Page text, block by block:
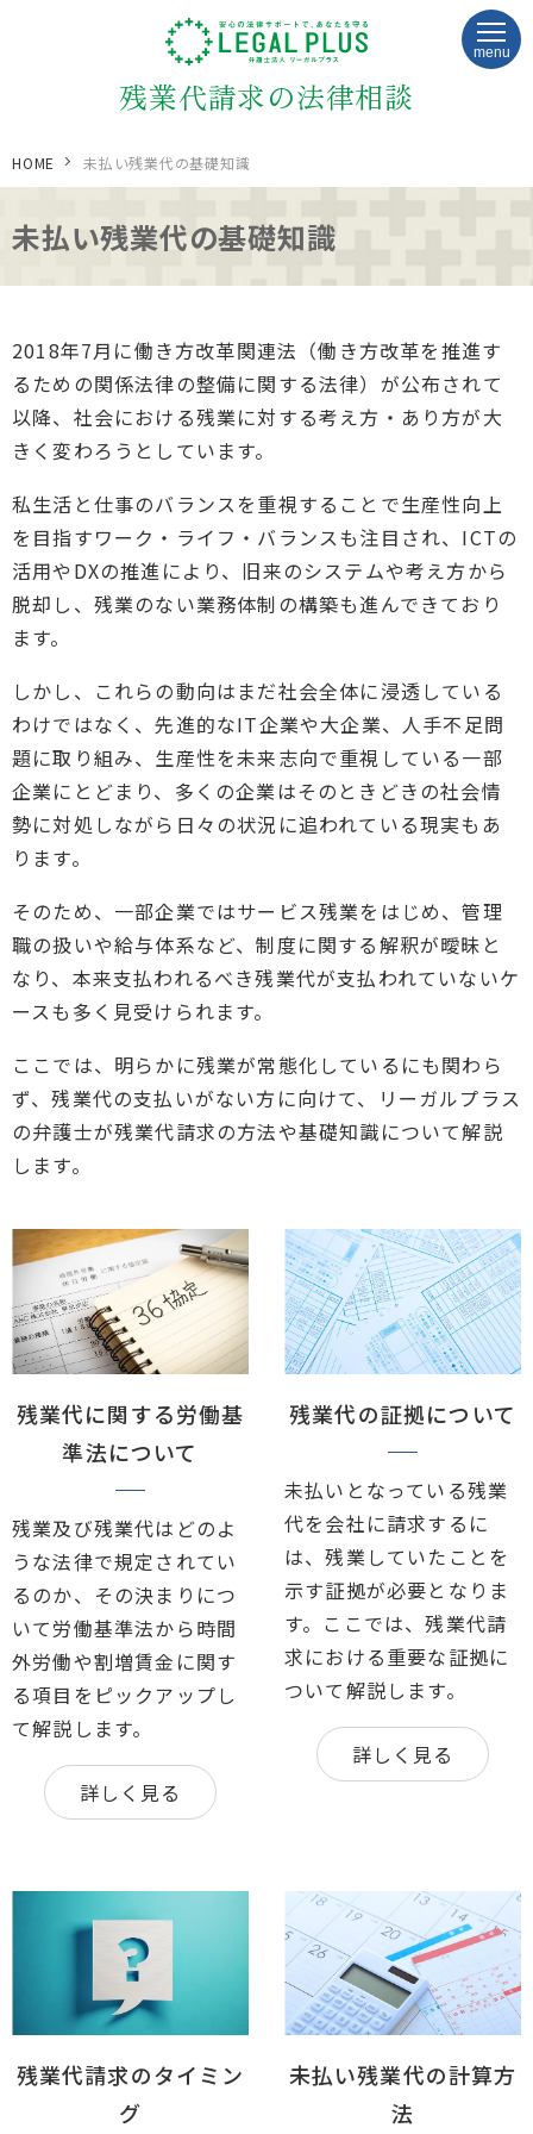
残業代請求の法律相談
menu
HOME 未払い残業代の基礎知識
未払い残業代の基礎知識
2018年7月に働き方改革関連法（働き方改革を推進す
るための関係法律の整備に関する法律）が公布されて
以降、社会における残業に対する考え方・あり方が大
きく変わろうとしています。
私生活と仕事のバランスを重視することで生産性向上
を目指すワーク・ライフ・バランスも注目され、ICTの
活用やDXの推進により、旧来のシステムや考え方から
脱却し、残業のない業務体制の構築も進んできており
ます。
しかし、これらの動向はまだ社会全体に浸透している
わけではなく、先進的なIT企業や大企業、人手不足問
題に取り組み、生産性を未来志向で重視している一部
企業にとどまり、多くの企業はそのときどきの社会情
勢に対処しながら日々の状況に追われている現実もあ
ります。
そのため、一部企業ではサービス残業をはじめ、管理
職の扱いや給与体系など、制度に関する解釈が曖昧と
なり、本来支払われるべき残業代が支払われていないケ
ースも多く見受けられます。
ここでは、明らかに残業が常態化しているにも関わら
ず、残業代の支払いがない方に向けて、リーガルプラス
の弁護士が残業代請求の方法や基礎知識について解説
します。
残業代に関する労働基
準法について
残業及び残業代はどのよ
うな法律で規定されてい
るのか、その決まりにつ
いて労働基準法から時間
外労働や割増賃金に関す
る項目をピックアップし
て解説します。
詳しく見る
残業代の証拠について
未払いとなっている残業
代を会社に請求するに
は、残業していたことを
示す証拠が必要となりま
す。ここでは、残業代請
求における重要な証拠に
ついて解説します。
詳しく見る
残業代請求のタイミン
グ
未払い残業代の計算方
法